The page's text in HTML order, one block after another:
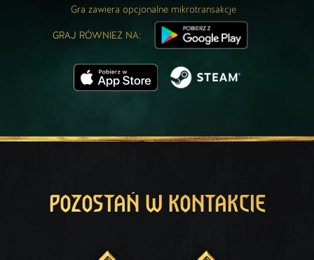
Gra zawiera opcjonalne mikrotransakcje
GRAJ RÓWNIEŻ NA:
POZOSTAŃ W KONTAKCIE